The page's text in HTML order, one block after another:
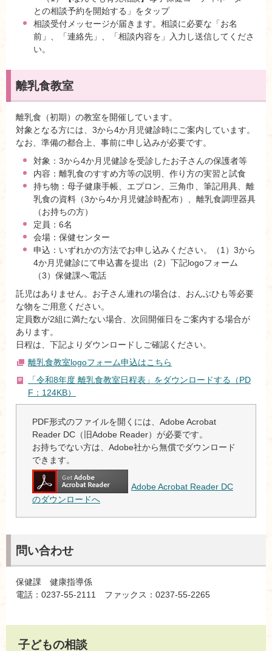
との相談予約を開始する」をタップ
相談受付メッセージが届きます。相談に必要な「お名
前」、「連絡先」、「相談内容を」入力し送信してくださ
い。
離乳食教室
離乳食（初期）の教室を開催しています。
対象となる方には、3から4か月児健診時にご案内しています。
なお、準備の都合上、事前に申し込みが必要です。
対象：3から4か月児健診を受診したお子さんの保護者等
内容：離乳食のすすめ方等の説明、作り方の実習と試食
持ち物：母子健康手帳、エプロン、三角巾、筆記用具、離
乳食の資料（3から4か月児健診時配布）、離乳食調理器具
（お持ちの方）
定員：6名
会場：保健センター
申込：いずれかの方法でお申し込みください。（1）3から
4か月児健診にて申込書を提出（2）下記logoフォーム
（3）保健課へ電話
託児はありません。お子さん連れの場合は、おんぶひも等必要
な物をご用意ください。
定員数が2組に満たない場合、次回開催日をご案内する場合が
あります。
日程は、下記よりダウンロードしご確認ください。
離乳食教室logoフォーム申込はこちら
「令和8年度 離乳食教室日程表」をダウンロードする（PD
F：124KB）
PDF形式のファイルを開くには、Adobe Acrobat
Reader DC（旧Adobe Reader）が必要です。
お持ちでない方は、Adobe社から無償でダウンロード
できます。
Adobe Acrobat Reader DC
のダウンロードへ
問い合わせ
保健課 健康指導係
電話：0237-55-2111 ファックス：0237-55-2265
子どもの相談